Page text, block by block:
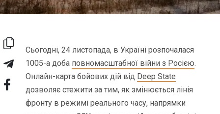
Сьогодні, 24 листопада, в Україні розпочалася
1005-а доба повномасштабної війни з Росією.
Онлайн-карта бойових дій від Deep State
дозволяє стежити за тим, як змінюється лінія
фронту в режимі реального часу, напрямки